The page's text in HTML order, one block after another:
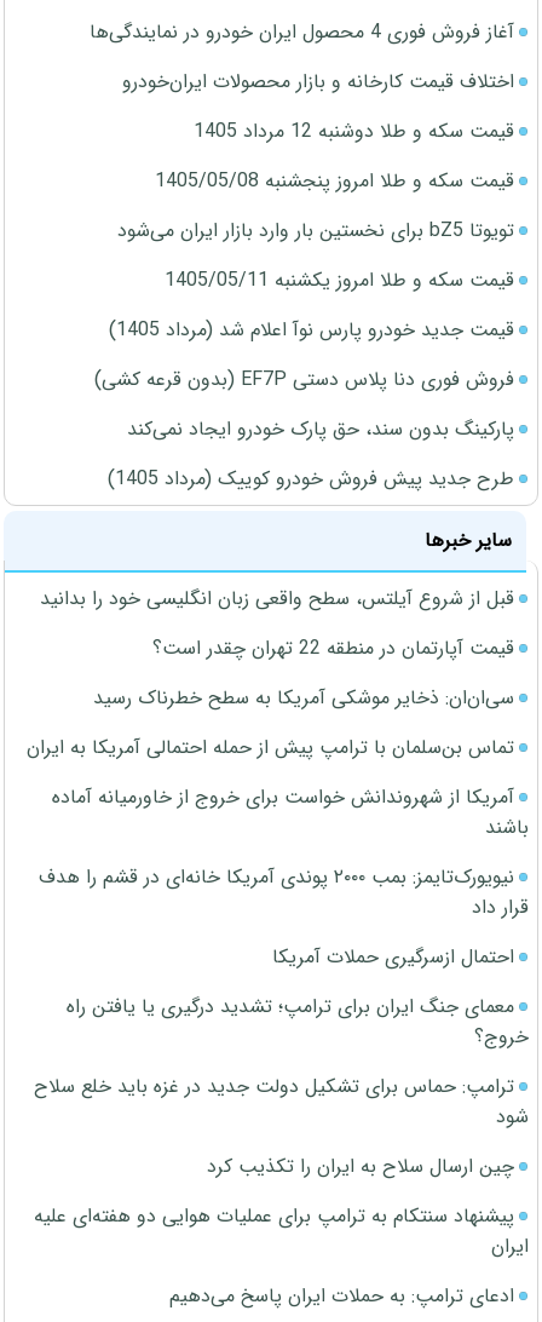
آغاز فروش فوری 4 محصول ایران خودرو در نمایندگی‌ها
اختلاف قیمت کارخانه و بازار محصولات ایران‌خودرو
قیمت سکه و طلا دوشنبه 12 مرداد 1405
قیمت سکه و طلا امروز پنجشنبه 1405/05/08
تویوتا bZ5 برای نخستین بار وارد بازار ایران می‌شود
قیمت سکه و طلا امروز یکشنبه 1405/05/11
قیمت جدید خودرو پارس نوآ اعلام شد (مرداد 1405)
فروش فوری دنا پلاس دستی EF7P (بدون قرعه کشی)
پارکینگ بدون سند، حق پارک خودرو ایجاد نمی‌کند
طرح جدید پیش فروش خودرو کوییک (مرداد 1405)
سایر خبرها
قبل از شروع آیلتس، سطح واقعی زبان انگلیسی خود را بدانید
قیمت آپارتمان در منطقه 22 تهران چقدر است؟
سی‌ان‌ان: ذخایر موشکی آمریکا به سطح خطرناک رسید
تماس بن‌سلمان با ترامپ پیش از حمله احتمالی آمریکا به ایران
آمریکا از شهروندانش خواست برای خروج از خاورمیانه آماده
باشند
نیویورک‌تایمز: بمب ۲۰۰۰ پوندی آمریکا خانه‌ای در قشم را هدف
قرار داد
احتمال ازسرگیری حملات آمریکا
معمای جنگ ایران برای ترامپ؛ تشدید درگیری یا یافتن راه
خروج؟
ترامپ: حماس برای تشکیل دولت جدید در غزه باید خلع سلاح
شود
چین ارسال سلاح به ایران را تکذیب کرد
پیشنهاد سنتکام به ترامپ برای عملیات هوایی دو هفته‌ای علیه
ایران
ادعای ترامپ: به حملات ایران پاسخ می‌دهیم